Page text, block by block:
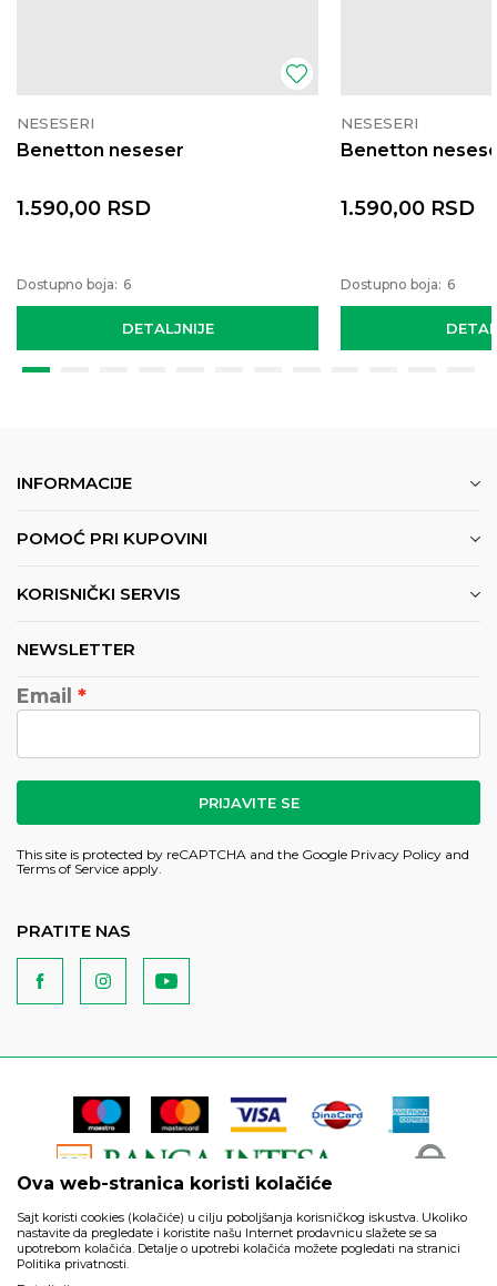
NESESERI
Benetton neseser
DETALJNIJE
1.590,00 RSD
Dostupno boja: 6
NESESERI
Benetton
1.590,00 RSD
Dostupno boja: 6
INFORMACIJE
POMOĆ PRI KUPOVINI
KORISNIČKI SERVIS
NEWSLETTER
Email
PRIJAVITE SE
This site is protected by reCAPTCHA and the Google Privacy Policy and
Terms of Service apply.
PRATITE NAS
Ova web-stranica koristi kolačiće
Sajt koristi cookies (kolačiće) u cilju poboljšanja korisničkog iskustva. Ukoliko
nastavite da pregledate i koristite našu Internet prodavnicu slažete se sa
upotrebom kolačića. Detalje o upotrebi kolačića možete pogledati na stranici
Politika privatnosti.